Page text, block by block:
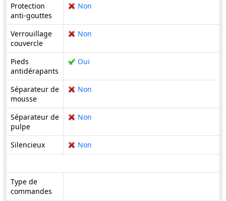
Protection
anti-gouttes
Non
Verrouillage
couvercle
Non
Pieds
antidérapants
Oui
Séparateur de
mousse
Non
Séparateur de
pulpe
Non
Silencieux Non
Type de
commandes